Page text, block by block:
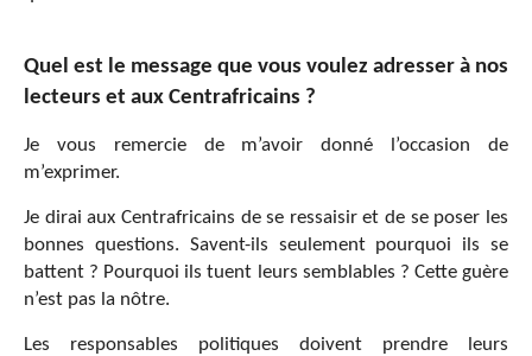
Quel est le message que vous voulez adresser à nos
lecteurs et aux Centrafricains ?
Je vous remercie de m’avoir donné l’occasion de
m’exprimer.
Je dirai aux Centrafricains de se ressaisir et de se poser les
bonnes questions. Savent-ils seulement pourquoi ils se
battent ? Pourquoi ils tuent leurs semblables ? Cette guère
n’est pas la nôtre.
Les responsables politiques doivent prendre leurs